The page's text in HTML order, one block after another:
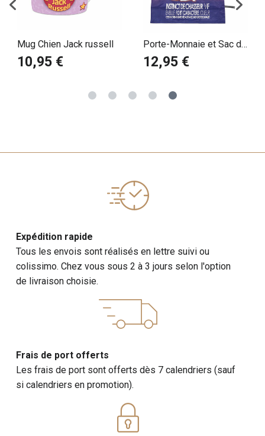
Mug Chien Jack russell
10,95 €
Porte-Monnaie et Sac de
Courses Pliable Jack
12,95 €
Expédition rapide
Tous les envois sont réalisés en lettre suivi ou
colissimo. Chez vous sous 2 à 3 jours selon l'option
de livraison choisie.
Frais de port offerts
Les frais de port sont offerts dès 7 calendriers (sauf
si calendriers en promotion).